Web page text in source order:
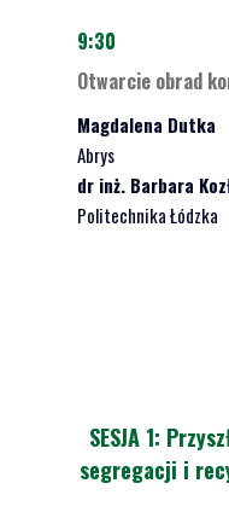
Magdalena Dutka
Abrys
dr inż. Barbara
Politechnika Łódzka
Otwarcie obrad
9:30
SESJA 1:
segregacji i